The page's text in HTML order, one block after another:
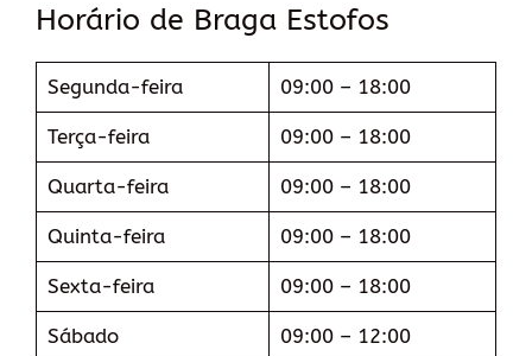
Horário de Braga Estofos
Segunda-feira 09:00 – 18:00
Terça-feira 09:00 – 18:00
Quarta-feira 09:00 – 18:00
Quinta-feira 09:00 – 18:00
Sexta-feira 09:00 – 18:00
Sábado 09:00 – 12:00